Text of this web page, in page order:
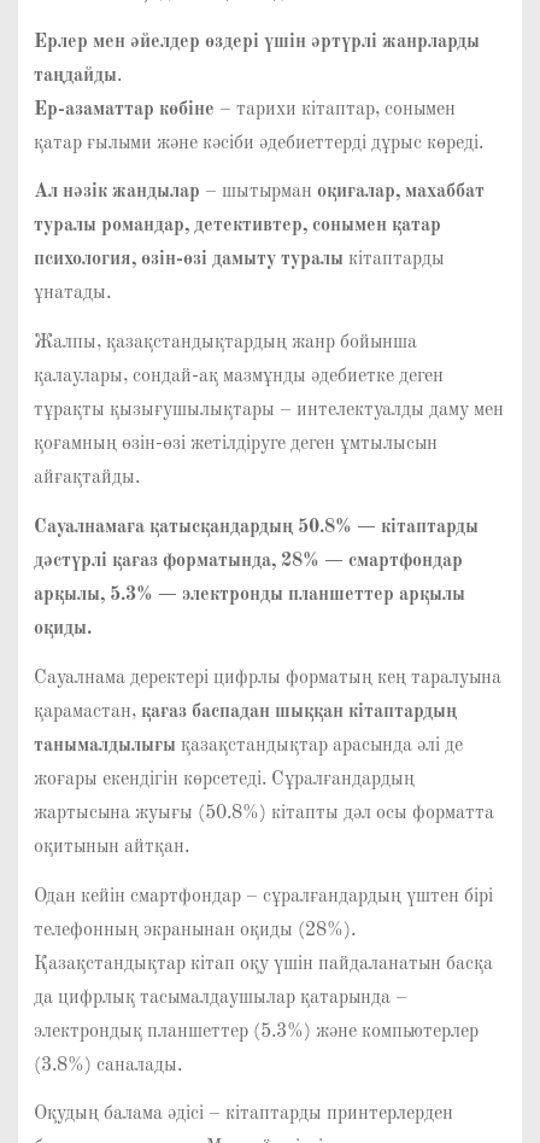
Ерлер мен әйелдер өздері үшін әртүрлі жанрларды
таңдайды.
Ер-азаматтар көбіне – тарихи кітаптар, сонымен
қатар ғылыми және кәсіби әдебиеттерді дұрыс көреді.
Ал нәзік жандылар – шытырман оқиғалар, махаббат
туралы романдар, детективтер, сонымен қатар
психология, өзін-өзі дамыту туралы кітаптарды
ұнатады.
Жалпы, қазақстандықтардың жанр бойынша
қалаулары, сондай-ақ мазмұнды әдебиетке деген
тұрақты қызығушылықтары – интелектуалды даму мен
қоғамның өзін-өзі жетілдіруге деген ұмтылысын
айғақтайды.
Сауалнамаға қатысқандардың 50.8% — кітаптарды
дәстүрлі қағаз форматында, 28% — смартфондар
арқылы, 5.3% — электронды планшеттер арқылы
оқиды.
Сауалнама деректері цифрлы форматың кең таралуына
қарамастан, қағаз баспадан шыққан кітаптардың
танымалдылығы қазақстандықтар арасында әлі де
жоғары екендігін көрсетеді. Сұралғандардың
жартысына жуығы (50.8%) кітапты дәл осы форматта
оқитынын айтқан.
Одан кейін смартфондар – сұралғандардың үштен бірі
телефонның экранынан оқиды (28%).
Қазақстандықтар кітап оқу үшін пайдаланатын басқа
да цифрлық тасымалдаушылар қатарында –
электрондық планшеттер (5.3%) және компьютерлер
(3.8%) саналады.
Оқудың балама әдісі – кітаптарды принтерлерден